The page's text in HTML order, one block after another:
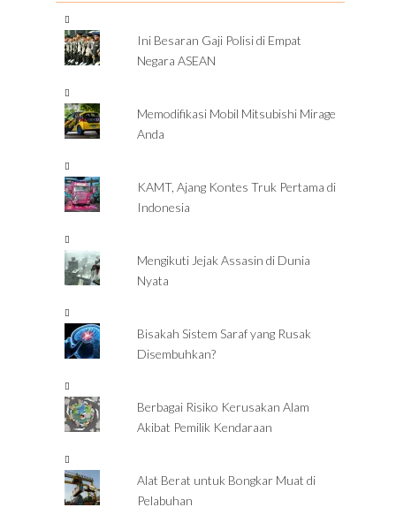
Ini Besaran Gaji Polisi di Empat
Negara ASEAN
Memodifikasi Mobil Mitsubishi Mirage
Anda
KAMT, Ajang Kontes Truk Pertama di
Indonesia
Mengikuti Jejak Assasin di Dunia
Nyata
Bisakah Sistem Saraf yang Rusak
Disembuhkan?
Berbagai Risiko Kerusakan Alam
Akibat Pemilik Kendaraan
Alat Berat untuk Bongkar Muat di
Pelabuhan